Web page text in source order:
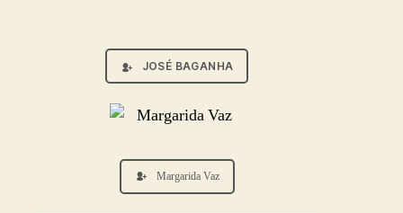
JOSÉ BAGANHA
Margarida Vaz